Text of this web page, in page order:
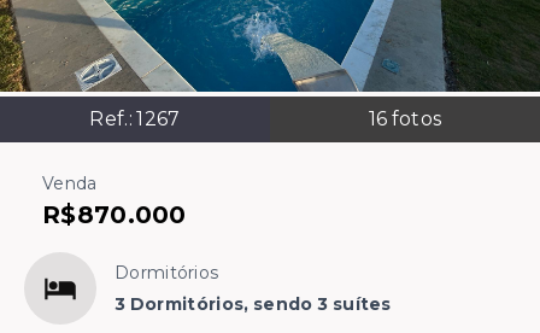
Ref.:1267 16 fotos
Venda
R$870.000
Dormitórios
3 Dormitórios, sendo 3 suítes